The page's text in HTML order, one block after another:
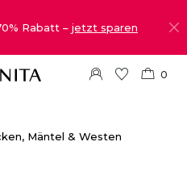
Rabatt – jetzt sparen
0
Mäntel & Westen